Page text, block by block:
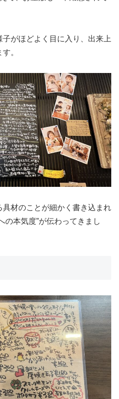
がほどよく目に入り、出来上
。
材のことが細かく書き込まれ
の本気度”が伝わってきまし